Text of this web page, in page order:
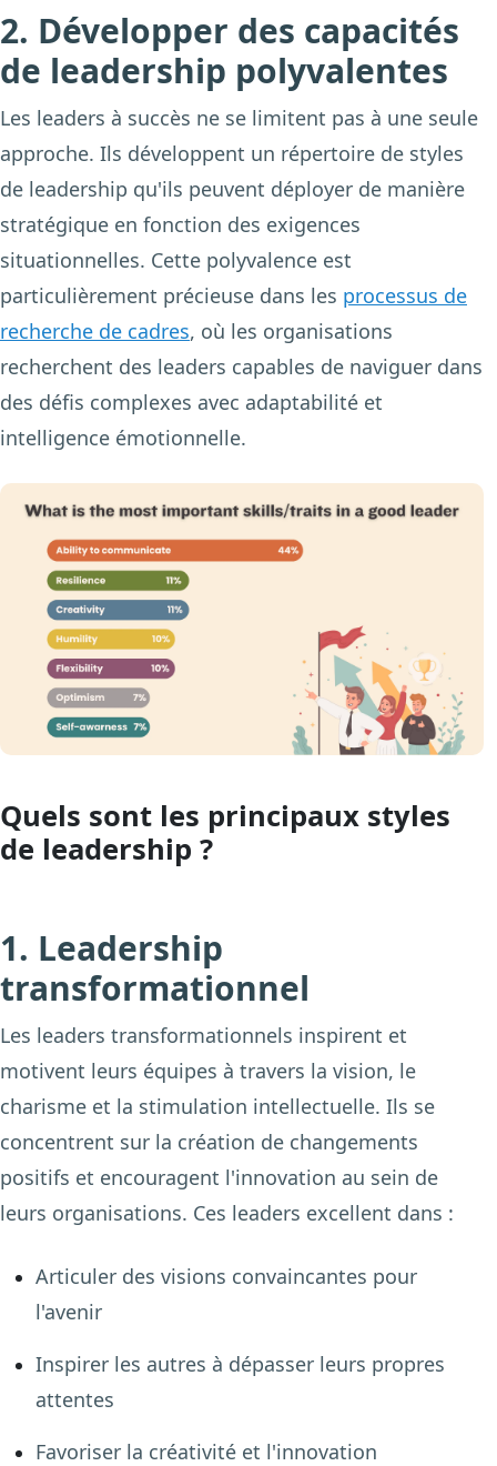
2. Développer des capacités
de leadership polyvalentes
Les leaders à succès ne se limitent pas à une seule
approche. Ils développent un répertoire de styles
de leadership qu'ils peuvent déployer de manière
stratégique en fonction des exigences
situationnelles. Cette polyvalence est
particulièrement précieuse dans les processus de
recherche de cadres, où les organisations
recherchent des leaders capables de naviguer dans
des défis complexes avec adaptabilité et
intelligence émotionnelle.
Quels sont les principaux styles
de leadership ?
1. Leadership
transformationnel
Les leaders transformationnels inspirent et
motivent leurs équipes à travers la vision, le
charisme et la stimulation intellectuelle. Ils se
concentrent sur la création de changements
positifs et encouragent l'innovation au sein de
leurs organisations. Ces leaders excellent dans :
Articuler des visions convaincantes pour
l'avenir
Inspirer les autres à dépasser leurs propres
attentes
Favoriser la créativité et l'innovation